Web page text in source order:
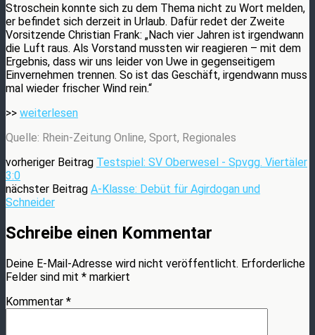
Stroschein konnte sich zu dem Thema nicht zu Wort melden,
er befindet sich derzeit in Urlaub. Dafür redet der Zweite
Vorsitzende Christian Frank: „Nach vier Jahren ist irgendwann
die Luft raus. Als Vorstand mussten wir reagieren – mit dem
Ergebnis, dass wir uns leider von Uwe in gegenseitigem
Einvernehmen trennen. So ist das Geschäft, irgendwann muss
mal wieder frischer Wind rein.“
>> weiterlesen
Quelle: Rhein-Zeitung Online, Sport, Regionales
vorheriger Beitrag Testspiel: SV Oberwesel - Spvgg. Viertäler
3:0
nächster Beitrag A-Klasse: Debüt für Agirdogan und
Schneider
Schreibe einen Kommentar
Deine E-Mail-Adresse wird nicht veröffentlicht. Erforderliche
Felder sind mit * markiert
Kommentar *